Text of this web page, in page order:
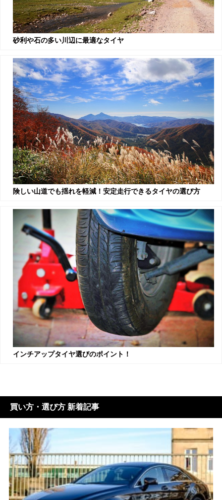
砂利や石の多い川辺に最適なタイヤ
険しい山道でも揺れを軽減！安定走行できるタイヤの選び方
インチアップタイヤ選びのポイント！
買い方・選び方 新着記事